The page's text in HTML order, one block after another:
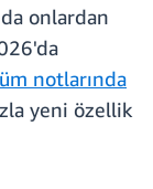
onlardan
notlarında
yeni özellik